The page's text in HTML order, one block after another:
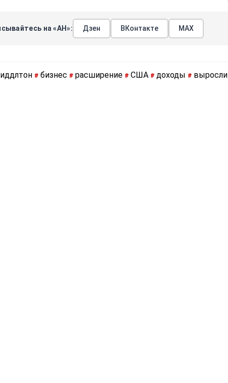
на «АН»: Дзен ВКонтакте МАХ
# бизнес # расширение # США # доходы # выросли